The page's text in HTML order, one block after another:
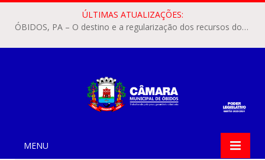
ÚLTIMAS ATUALIZAÇÕES:
ÓBIDOS, PA — A prática esportiva, a integração comunitária e a preservação histórica do município de Óbidos ganharão um reforço oficial. A vereadora Lilene Viana apresentou o Projeto de Lei Legislativo Nº 08/2026, que visa instituir a Corrida de Dom Floriano no Calendário Oficial de Eventos do Município.
MENU